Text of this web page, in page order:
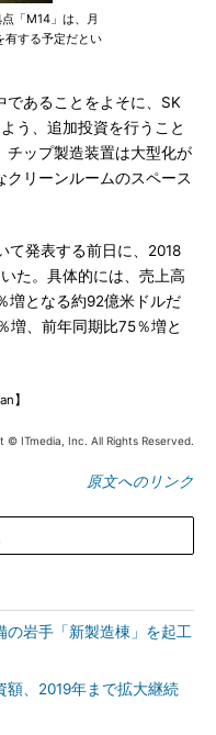
「M14」は、月
有する予定だとい
あることをよそに、SK
う、追加投資を行うこと
チップ製造装置は大型化が
リーンルームのスペース
発表する前日に、2018
た。具体的には、売上高
増となる約92億米ドルだ
増、前年同期比75％増と
】
© ITmedia, Inc. All Rights Reserved.
原文へのリンク
の岩手「新製造棟」を起工
額、2019年まで拡大継続